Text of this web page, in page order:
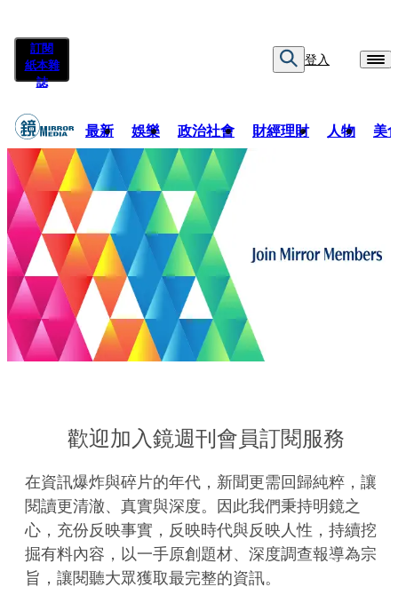
訂閱
紙本雜
誌
登入
最新 娛樂 政治社會 財經理財 人物 美
歡迎加入鏡週刊會員訂閱服務
在資訊爆炸與碎片的年代，新聞更需回歸純粹，讓
閱讀更清澈、真實與深度。因此我們秉持明鏡之
心，充份反映事實，反映時代與反映人性，持續挖
掘有料內容，以一手原創題材、深度調查報導為宗
旨，讓閱聽大眾獲取最完整的資訊。